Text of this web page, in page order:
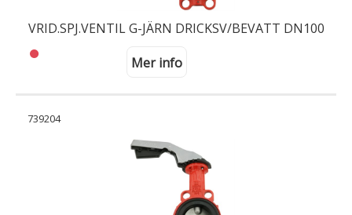
VRID.SPJ.VENTIL G-JÄRN DRICKSV/BEVATT DN100
Mer info
739204